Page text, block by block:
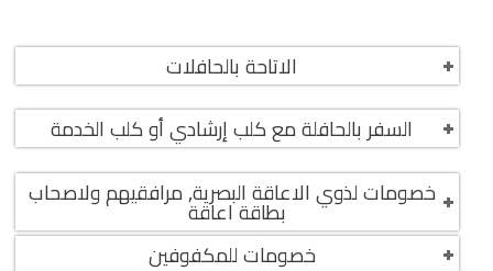
الاتاحة بالحافلات
عرضالسفر بالحافلة مع كلب إرشادي أو كلب الخدمة
عرض
خصومات لذوي الاعاقة البصرية, مرافقيهم ولاصحاب
بطاقة اعاقة
خصومات للمكفوفين